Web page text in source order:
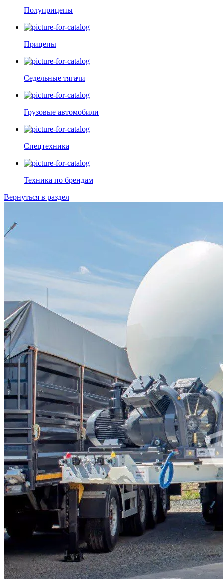
Полуприцепы
Прицепы
Седельные тягачи
Грузовые автомобили
Спецтехника
Техника по брендам
Вернуться в раздел